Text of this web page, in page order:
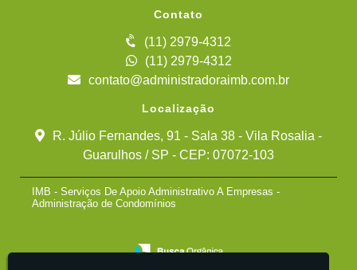
Contato
(11) 2979-4312
(11) 2979-4312
contato@administradoraimb.com.br
Localização
R. Júlio Fernandes, 91 - Sala 38 - Vila Rosalia -
Guarulhos / SP - CEP: 07072-103
IMB - Serviços De Apoio Administrativo A Empresas -
Administração de Condomínios